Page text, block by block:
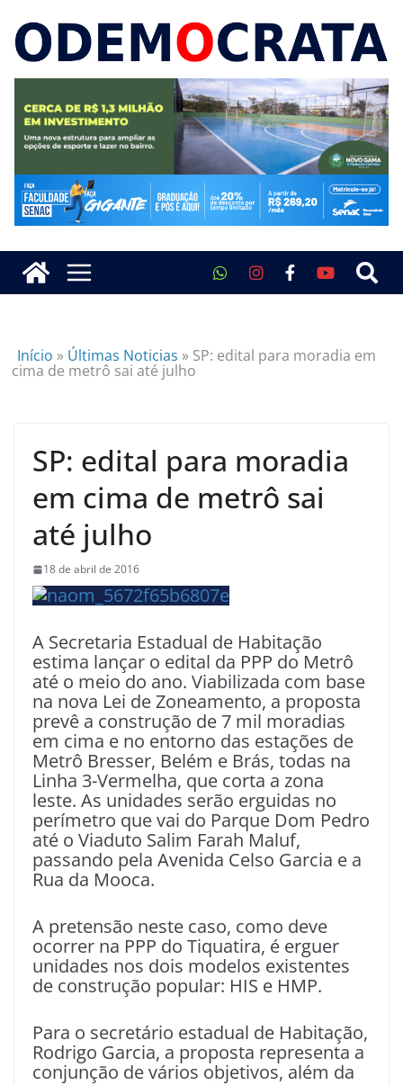
Início » Últimas Noticias » SP: edital para moradia em
cima de metrô sai até julho
SP: edital para moradia
em cima de metrô sai
até julho
18 de abril de 2016
A Secretaria Estadual de Habitação
estima lançar o edital da PPP do Metrô
até o meio do ano. Viabilizada com base
na nova Lei de Zoneamento, a proposta
prevê a construção de 7 mil moradias
em cima e no entorno das estações de
Metrô Bresser, Belém e Brás, todas na
Linha 3-Vermelha, que corta a zona
leste. As unidades serão erguidas no
perímetro que vai do Parque Dom Pedro
até o Viaduto Salim Farah Maluf,
passando pela Avenida Celso Garcia e a
Rua da Mooca.
A pretensão neste caso, como deve
ocorrer na PPP do Tiquatira, é erguer
unidades nos dois modelos existentes
de construção popular: HIS e HMP.
Para o secretário estadual de Habitação,
Rodrigo Garcia, a proposta representa a
conjunção de vários objetivos, além da